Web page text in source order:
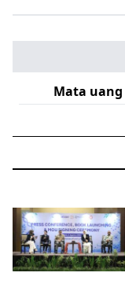
Mata uang